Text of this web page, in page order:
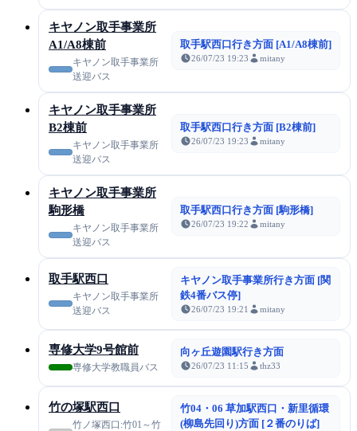
キヤノン取手事業所
A1/A8棟前
キヤノン取手事業所
送迎バス
取手駅西口行き方面 [A1/A8棟前]
26/07/23 19:23 mitany
キヤノン取手事業所
B2棟前
キヤノン取手事業所
送迎バス
取手駅西口行き方面 [B2棟前]
26/07/23 19:23 mitany
キヤノン取手事業所
駒形橋
キヤノン取手事業所
送迎バス
取手駅西口行き方面 [駒形橋]
26/07/23 19:22 mitany
取手駅西口
キヤノン取手事業所
送迎バス
キヤノン取手事業所行き方面 [関
鉄4番バス停]
26/07/23 19:21 mitany
専修大学9号館前
専修大学教職員バス
向ヶ丘遊園駅行き方面
26/07/23 11:15 thz33
竹の塚駅西口
竹ノ塚西口:竹01～竹
竹04・06 草加駅西口・新里循環
(柳島先回り)方面 [２番のりば]